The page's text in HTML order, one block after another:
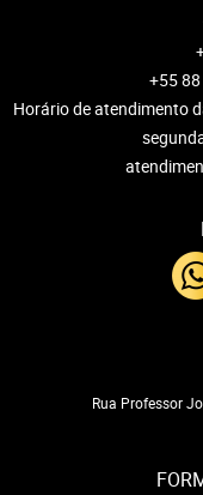
+55
Horário de atendimento
Rua Professor